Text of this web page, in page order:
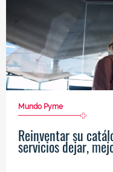
Mundo Pyme
Reinventar su
servicios dejar,